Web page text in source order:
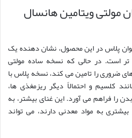
ویتامین هانسال
پلاس در این محصول، نشان دهنده یک
تر است. در حالی که نسخه ساده مولتی
ضروری را تامین می کند، نسخه پلاس با
کلسیم و احتمالاً دیگر ریزمغذی ها،
را فراهم می آورد. این غنای بیشتر، به
به مواد معدنی دارند، می تواند